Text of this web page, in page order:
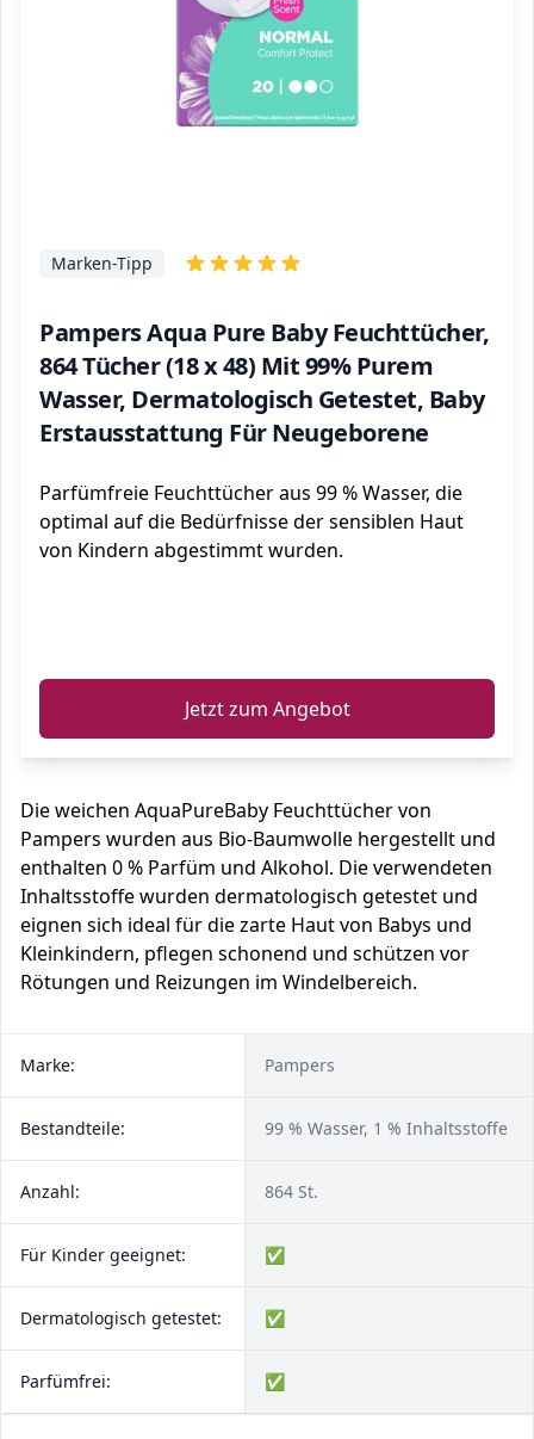
Pampers Aqua Pure Baby Feuchttücher,
864 Tücher (18 x 48) Mit 99% Purem
Wasser, Dermatologisch Getestet, Baby
Erstausstattung Für Neugeborene
Marken-Tipp
Parfümfreie Feuchttücher aus 99 % Wasser, die
optimal auf die Bedürfnisse der sensiblen Haut
von Kindern abgestimmt wurden.
Jetzt zum Angebot
Die weichen AquaPureBaby Feuchttücher von
Pampers wurden aus Bio-Baumwolle hergestellt und
enthalten 0 % Parfüm und Alkohol. Die verwendeten
Inhaltsstoffe wurden dermatologisch getestet und
eignen sich ideal für die zarte Haut von Babys und
Kleinkindern, pflegen schonend und schützen vor
Rötungen und Reizungen im Windelbereich.
Marke: Pampers
Bestandteile: 99 % Wasser, 1 % Inhaltsstoffe
Anzahl: 864 St.
Für Kinder geeignet: ✅
Dermatologisch getestet: ✅
Parfümfrei: ✅